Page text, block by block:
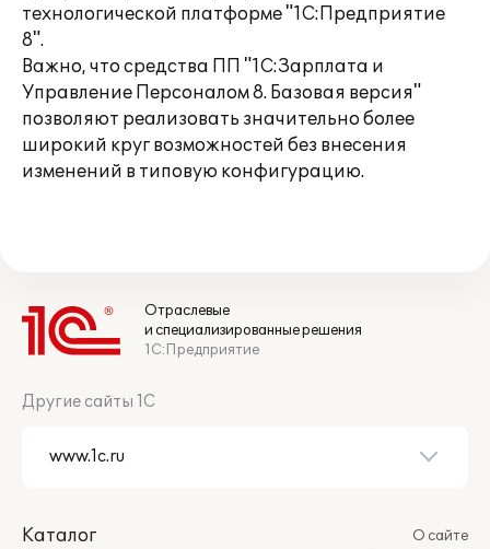
технологической платформе "1С:Предприятие
8".
Важно, что средства ПП "1С:Зарплата и
Управление Персоналом 8. Базовая версия"
позволяют реализовать значительно более
широкий круг возможностей без внесения
изменений в типовую конфигурацию.
Отраслевые
и специализированные решения
1С:Предприятие
Другие сайты 1С
Каталог
О сайте